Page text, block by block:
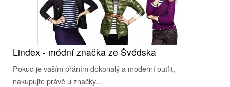
Lindex - módní značka ze Švédska
Pokud je vaším přáním dokonalý a moderní outfit,
nakupujte právě u značky...